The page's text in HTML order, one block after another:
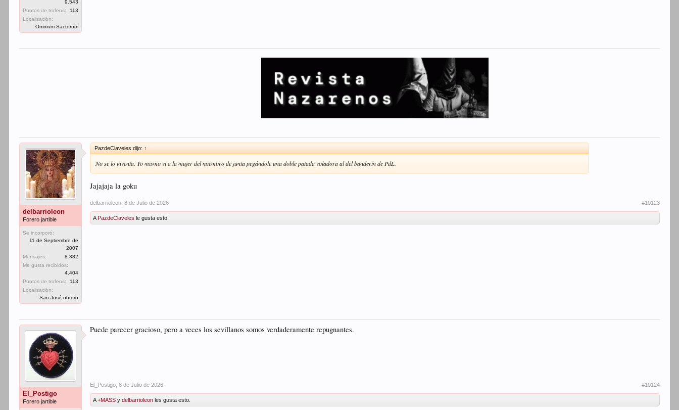
9.543
Puntos de trofeos:
113
Localización:
Omnium Sactorum
delbarrioleon
Forero jartible
Se incorporó:
11 de Septiembre de
2007
Mensajes:
8.382
Me gusta recibidos:
4.404
Puntos de trofeos:
113
Localización:
San José obrero
PazdeClaveles dijo: ↑
No se lo inventa. Yo mismo vi a la mujer del miembro de junta pegándole una doble patada voladora al del banderín de PdL.
Jajajaja la goku
delbarrioleon 8 de Julio de 2026 #10123
APazdeClaveles le gusta esto.
El_Postigo
Forero jartible
Puede parecer gracioso, pero a veces los sevillanos somos verdaderamente repugnantes.
El_Postigo 8 de Julio de 2026 #10124
A+MASS ydelbarrioleon les gusta esto.